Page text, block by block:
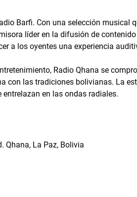
Barfi. Con una selección musical
líder en la difusión de
a los oyentes una experiencia
Radio Qhana se
con las tradiciones bolivianas. La
en las ondas radiales.
Qhana, La Paz, Bolivia